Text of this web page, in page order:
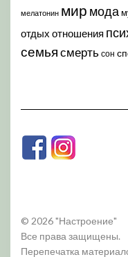
мелатонин мир мода
отдых отношения
семья смерть сон
© 2026 "Настроение"
Все права защищены.
Перепечатка